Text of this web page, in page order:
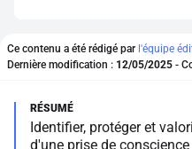
Ce contenu a été rédigé par l'équipe
Dernière modification : 12/05/2025 -
Identifier, protéger et
d'une prise de